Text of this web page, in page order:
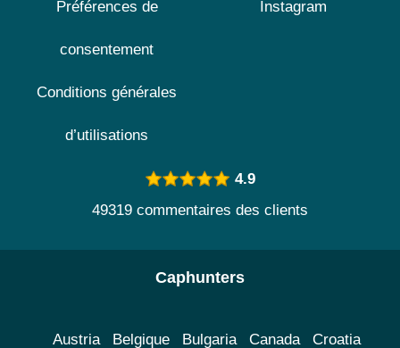
Préférences de
consentement
Conditions générales
d’utilisations
Instagram
4.9
49319 commentaires des clients
Caphunters
Austria Belgique Bulgaria Canada Croatia